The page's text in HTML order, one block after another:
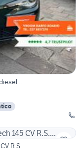
R.S....